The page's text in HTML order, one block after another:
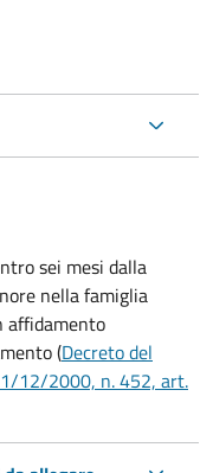
sei mesi dalla
nella famiglia
affidamento
(Decreto del
12/2000, n. 452, art.